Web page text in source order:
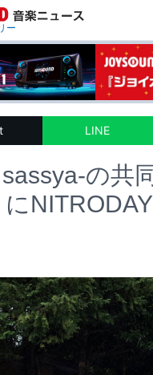
ー
LINE
の共
NITRODAY